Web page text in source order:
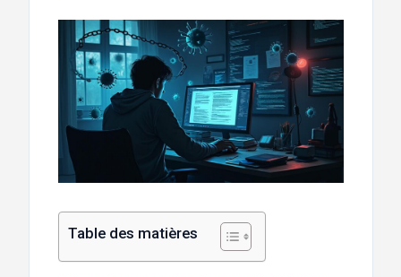
Table des matières